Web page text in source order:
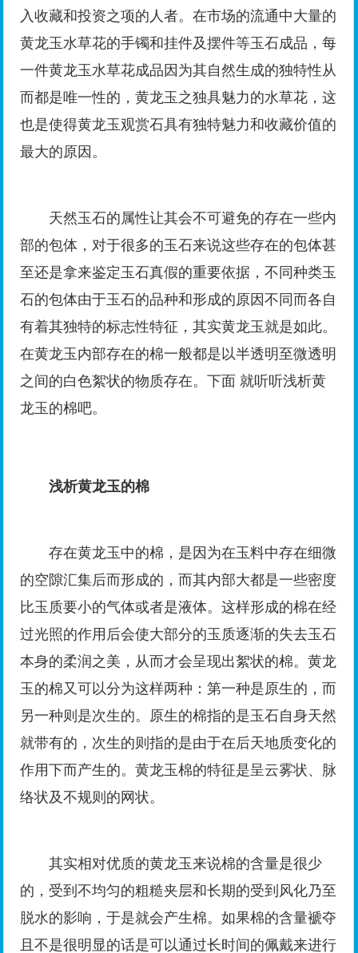
入收藏和投资之项的人者。在市场的流通中大量的
黄龙玉水草花的手镯和挂件及摆件等玉石成品，每
一件黄龙玉水草花成品因为其自然生成的独特性从
而都是唯一性的，黄龙玉之独具魅力的水草花，这
也是使得黄龙玉观赏石具有独特魅力和收藏价值的
最大的原因。
天然玉石的属性让其会不可避免的存在一些内
部的包体，对于很多的玉石来说这些存在的包体甚
至还是拿来鉴定玉石真假的重要依据，不同种类玉
石的包体由于玉石的品种和形成的原因不同而各自
有着其独特的标志性特征，其实黄龙玉就是如此。
在黄龙玉内部存在的棉一般都是以半透明至微透明
之间的白色絮状的物质存在。下面 就听听浅析黄
龙玉的棉吧。
浅析黄龙玉的棉
存在黄龙玉中的棉，是因为在玉料中存在细微
的空隙汇集后而形成的，而其内部大都是一些密度
比玉质要小的气体或者是液体。这样形成的棉在经
过光照的作用后会使大部分的玉质逐渐的失去玉石
本身的柔润之美，从而才会呈现出絮状的棉。黄龙
玉的棉又可以分为这样两种：第一种是原生的，而
另一种则是次生的。原生的棉指的是玉石自身天然
就带有的，次生的则指的是由于在后天地质变化的
作用下而产生的。黄龙玉棉的特征是呈云雾状、脉
络状及不规则的网状。
其实相对优质的黄龙玉来说棉的含量是很少
的，受到不均匀的粗糙夹层和长期的受到风化乃至
脱水的影响，于是就会产生棉。如果棉的含量褫夺
且不是很明显的话是可以通过长时间的佩戴来进行